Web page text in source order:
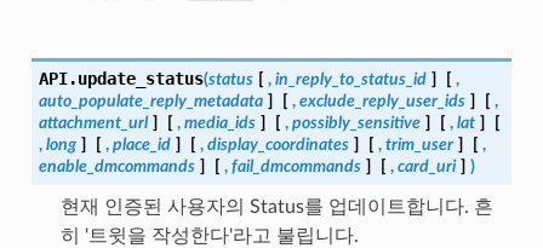
API.update_status(status [ , in_reply_to_status_id ] [ ,
auto_populate_reply_metadata ] [ , exclude_reply_user_ids ] [ ,
attachment_url ] [ , media_ids ] [ , possibly_sensitive ] [ , lat ]
[
, long ] [ , place_id ] [ , display_coordinates ] [ , trim_user ] [ ,
enable_dmcommands ] [ , fail_dmcommands ] [ , card_uri ] )
현재 인증된 사용자의 Status를 업데이트합니다. 흔
히 '트윗을 작성한다'라고 불립니다.